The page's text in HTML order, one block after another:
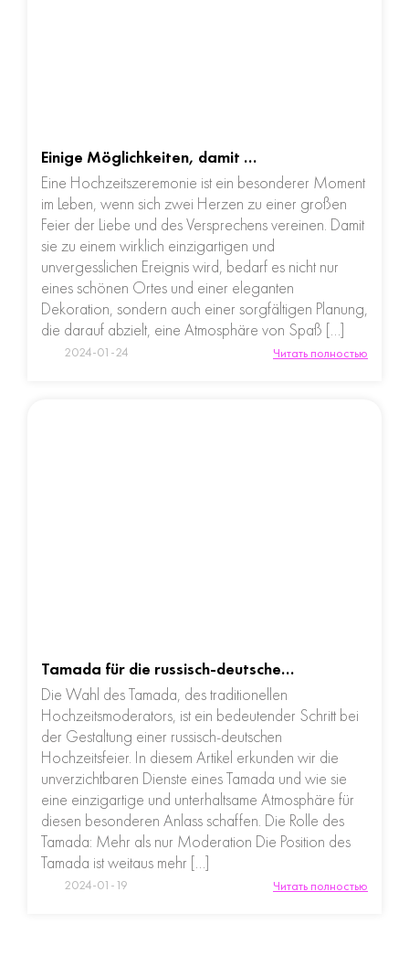
Einige Möglichkeiten, damit …
Eine Hochzeitszeremonie ist ein besonderer Moment
im Leben, wenn sich zwei Herzen zu einer großen
Feier der Liebe und des Versprechens vereinen. Damit
sie zu einem wirklich einzigartigen und
unvergesslichen Ereignis wird, bedarf es nicht nur
eines schönen Ortes und einer eleganten
Dekoration, sondern auch einer sorgfältigen Planung,
die darauf abzielt, eine Atmosphäre von Spaß […]
2024-01-24 Читать полностью
Tamada für die russisch-deutsche…
Die Wahl des Tamada, des traditionellen
Hochzeitsmoderators, ist ein bedeutender Schritt bei
der Gestaltung einer russisch-deutschen
Hochzeitsfeier. In diesem Artikel erkunden wir die
unverzichtbaren Dienste eines Tamada und wie sie
eine einzigartige und unterhaltsame Atmosphäre für
diesen besonderen Anlass schaffen. Die Rolle des
Tamada: Mehr als nur Moderation Die Position des
Tamada ist weitaus mehr […]
2024-01-19 Читать полностью